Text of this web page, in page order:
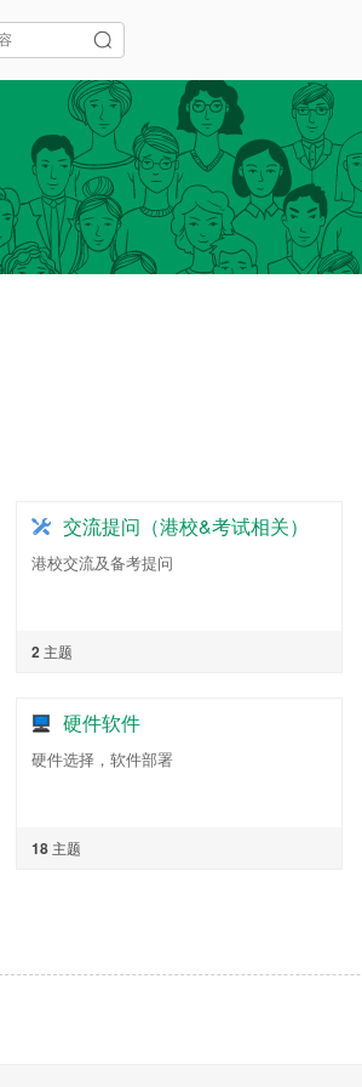
交流提问（港校&考试相关）
港校交流及备考提问
2 主题
硬件软件
硬件选择，软件部署
18 主题